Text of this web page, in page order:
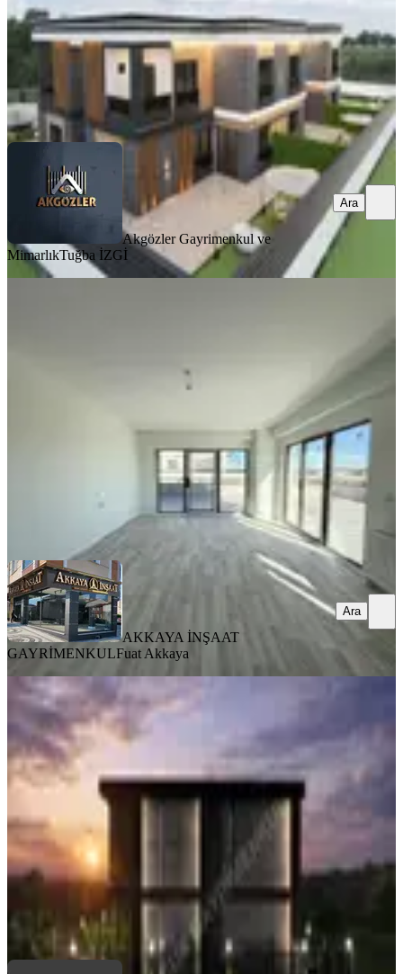
Akgözler Gayrimenkul ve Mimarlık Tuğba İZGİ
Ara
Akgözler Gayrimenkul ve
MimarlıkTuğba İZGİ
Ara
135 m²·
AKKAYA İNŞAAT GAYRİMENKULFuat Akkaya
AKKAYA İNŞAAT
GAYRİMENKULFuat Akkaya
Ara
SIFIR BİNA
Müstakil Yaşam Konforu Lüks 2+1
Bahçeli Daireler Penta Garden
Çorlu, Önerler Mahallesi
2+1·215 m²·2. Kat·09.06.2026
Selçuk Yapı ve GayrimenkulOmer Selçuk